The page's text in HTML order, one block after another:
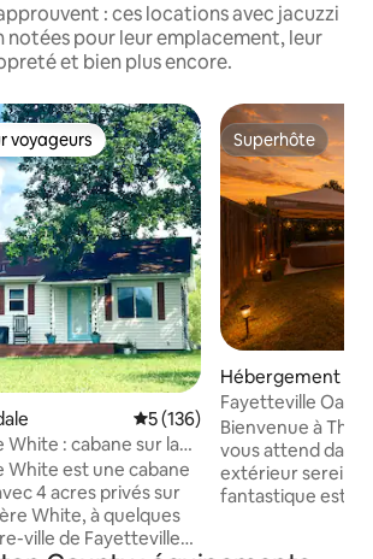
: ces locations avec jacuzzi
notées pour leur emplacement, leur
et bien plus encore.
les plus appréciés
voyageurs
Évaluation moyenne sur la
5 (136)
: cabane sur la
White est une cabane
4 acres privés sur
White, à quelques
ville de Fayetteville
Superhôte
Superhôte
Hébergement ⋅
Fayetteville Oasis
jacuzzi - Par U of
Bienvenue à The
vous attend dans
extérieur serein. Cet emplacement
fantastique est